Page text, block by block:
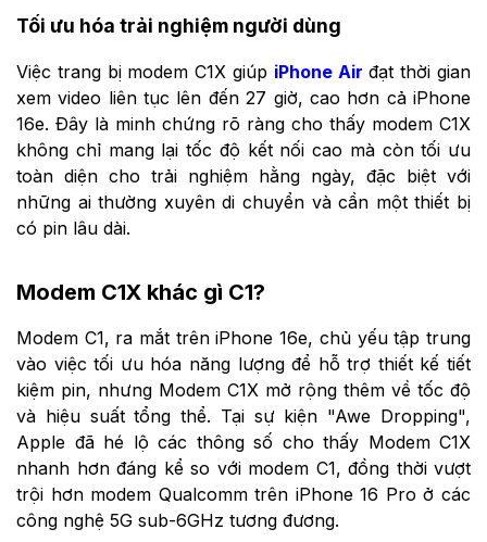
Tối ưu hóa trải nghiệm người dùng
Việc trang bị modem C1X giúp iPhone Air đạt thời gian
xem video liên tục lên đến 27 giờ, cao hơn cả iPhone
16e. Đây là minh chứng rõ ràng cho thấy modem C1X
không chỉ mang lại tốc độ kết nối cao mà còn tối ưu
toàn diện cho trải nghiệm hằng ngày, đặc biệt với
những ai thường xuyên di chuyển và cần một thiết bị
có pin lâu dài.
Modem C1X khác gì C1?
Modem C1, ra mắt trên iPhone 16e, chủ yếu tập trung
vào việc tối ưu hóa năng lượng để hỗ trợ thiết kế tiết
kiệm pin, nhưng Modem C1X mở rộng thêm về tốc độ
và hiệu suất tổng thể. Tại sự kiện "Awe Dropping",
Apple đã hé lộ các thông số cho thấy Modem C1X
nhanh hơn đáng kể so với modem C1, đồng thời vượt
trội hơn modem Qualcomm trên iPhone 16 Pro ở các
công nghệ 5G sub-6GHz tương đương.